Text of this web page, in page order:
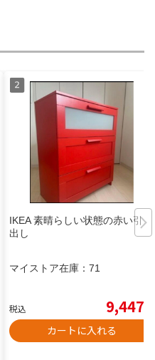
IKEA 素晴らしい状態の赤い引き
出し
マイストア在庫： 71
税込 9,447
カートに入れる